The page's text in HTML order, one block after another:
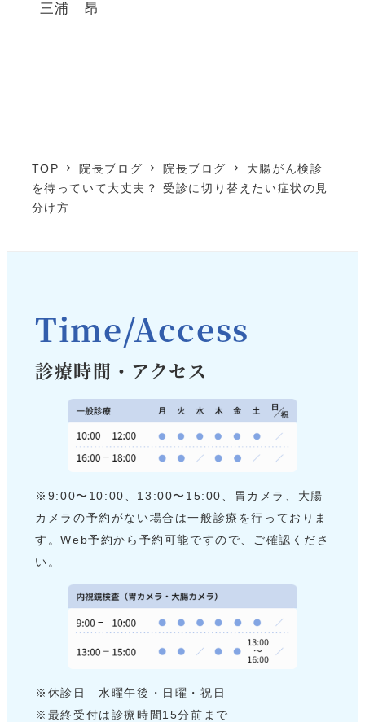
三浦 昂
TOP 院長ブログ 院長ブログ
大腸がん検診
を待っていて大丈夫？ 受診に切り替えたい症状の見
分け方
Time/Access
診療時間・アクセス
※9:00〜10:00、13:00〜15:00、胃カメラ、大腸
カメラの予約がない場合は一般診療を行っておりま
す。Web予約から予約可能ですので、ご確認くださ
い。
※休診日 水曜午後・日曜・祝日
※最終受付は診療時間15分前まで